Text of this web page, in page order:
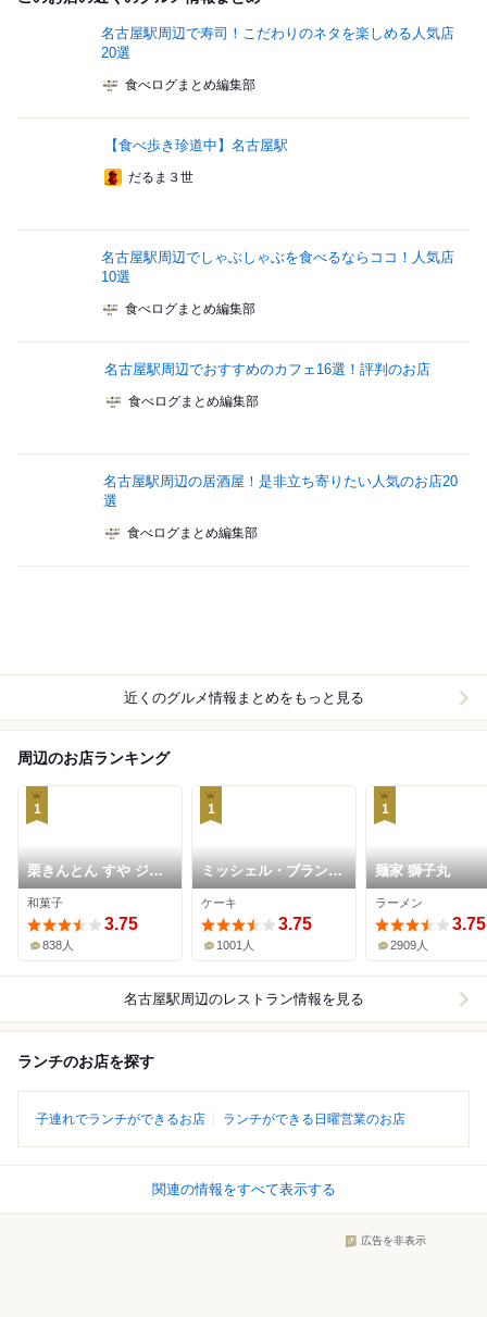
名古屋駅周辺で寿司！こだわりのネタを楽しめる人気店
20選
食べログまとめ編集部
【食べ歩き珍道中】名古屋駅
だるま３世
名古屋駅周辺でしゃぶしゃぶを食べるならココ！人気店
10選
食べログまとめ編集部
名古屋駅周辺でおすすめのカフェ16選！評判のお店
食べログまとめ編集部
名古屋駅周辺の居酒屋！是非立ち寄りたい人気のお店20
選
食べログまとめ編集部
近くのグルメ情報まとめをもっと見る
周辺のお店ランキング
1
栗きんとん すや ジェ
イアール名古屋タカシ
マヤ
和菓子
3.75
838人
1
ミッシェル・ブラン
JR名古屋高島屋
ケーキ
3.75
1001人
1
麺家 獅子丸
ラーメン
3.75
2909人
名古屋駅周辺のレストラン情報を見る
ランチのお店を探す
子連れでランチができるお店 ランチができる日曜営業のお店
関連の情報をすべて表示する
広告を非表示